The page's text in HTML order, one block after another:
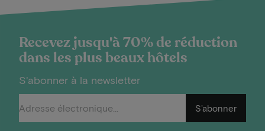
Recevez jusqu'à 70% de réduction
dans les plus beaux hôtels
S'abonner à la newsletter
S'abonner